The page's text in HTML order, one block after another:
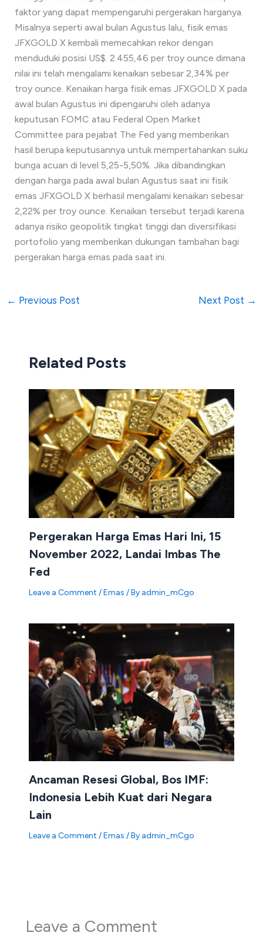
faktor yang dapat mempengaruhi pergerakan harganya.
Misalnya seperti awal bulan Agustus lalu, fisik emas
JFXGOLD X kembali memecahkan rekor dengan
menduduki posisi US$. 2.455,46 per troy ounce dimana
nilai ini telah mengalami kenaikan sebesar 2,34% per
troy ounce. Kenaikan harga fisik emas JFXGOLD X pada
awal bulan Agustus ini dipengaruhi oleh adanya
keputusan FOMC atau Federal Open Market
Committee para pejabat The Fed yang memberikan
hasil berupa keputusannya untuk mempertahankan suku
bunga acuan di level 5,25-5,50%. Jika dibandingkan
dengan harga pada awal bulan Agustus saat ini fisik
emas JFXGOLD X berhasil mengalami kenaikan sebesar
2,22% per troy ounce. Kenaikan tersebut terjadi karena
adanya risiko geopolitik tingkat tinggi dan diversifikasi
portofolio yang memberikan dukungan tambahan bagi
pergerakan harga emas pada saat ini.
← Previous Post Next Post →
Related Posts
Pergerakan Harga Emas Hari Ini, 15
November 2022, Landai Imbas The
Fed
Leave a Comment /Emas / By admin_mCgo
Ancaman Resesi Global, Bos IMF:
Indonesia Lebih Kuat dari Negara
Lain
Leave a Comment /Emas / By admin_mCgo
Leave a Comment